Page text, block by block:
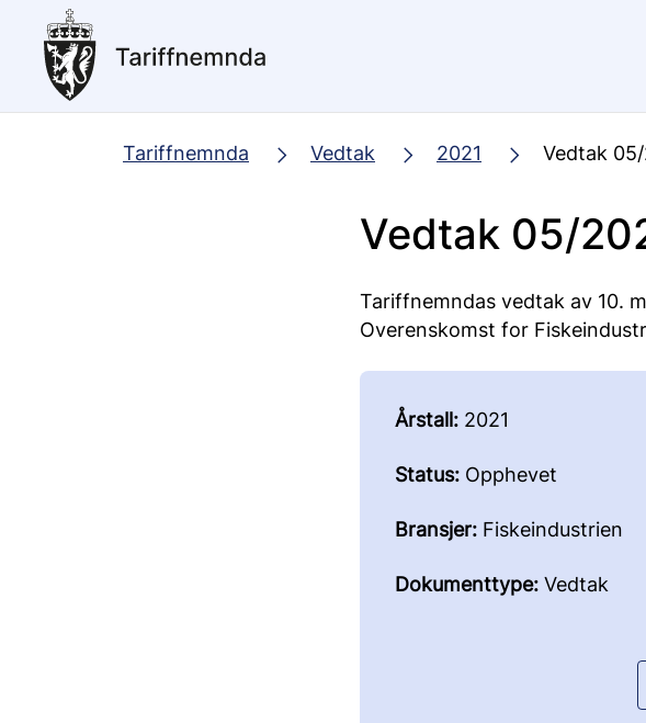
hovedinnhold
Tariffnemnda Vedtak 2021 Vedtak 05/
Vedtak 05/
Tariffnemndas vedtak av 10.
Overenskomst for
Årstall: 2021
Status: Opphevet
Bransjer: Fiskeindustrien
Dokumenttype: Vedtak